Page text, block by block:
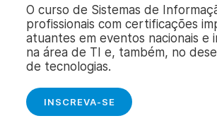
O curso de Sistemas de
profissionais com certificações
atuantes em eventos nacionais e
na área de TI e, também, no
de tecnologias.
INSCREVA-SE